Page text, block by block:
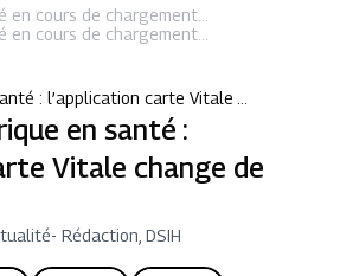
en cours de chargement...
en cours de chargement...
: l’application carte Vitale …
en santé :
Vitale change de
- Rédaction, DSIH